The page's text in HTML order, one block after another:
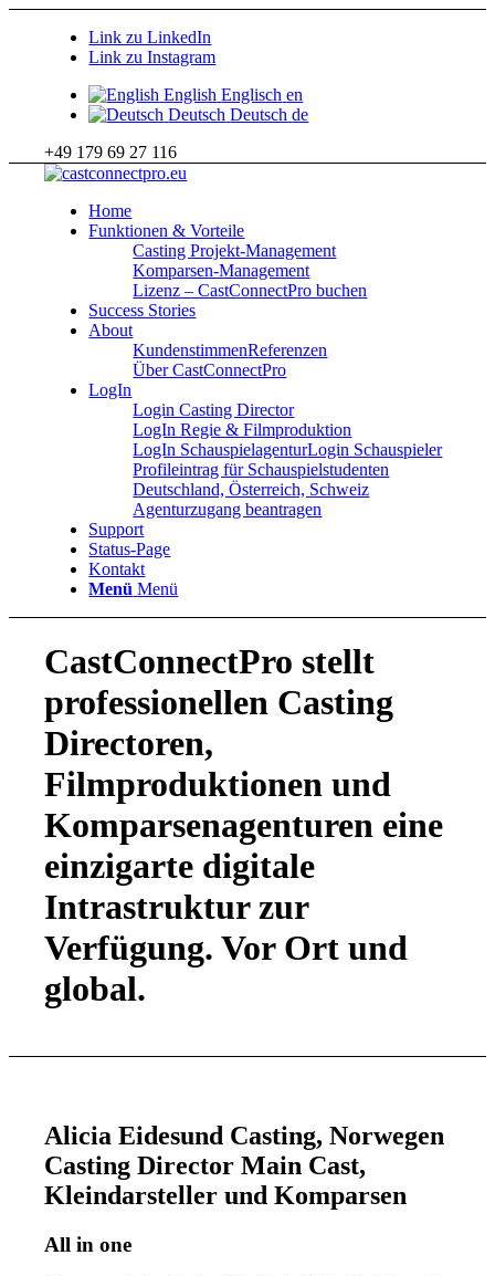
Link zu LinkedIn
Link zu Instagram
English Englisch en
Deutsch Deutsch de
+49 179 69 27 116
Home
Funktionen & Vorteile
Casting Projekt-Management
Komparsen-Management
Lizenz – CastConnectPro buchen
Success Stories
About
KundenstimmenReferenzen
Über CastConnectPro
LogIn
Login Casting Director
LogIn Regie & Filmproduktion
LogIn SchauspielagenturLogin Schauspieler
Profileintrag für Schauspielstudenten
Deutschland, Österreich, Schweiz
Agenturzugang beantragen
Support
Status-Page
Kontakt
Menü Menü
CastConnectPro stellt
professionellen Casting
Directoren,
Filmproduktionen und
Komparsenagenturen eine
einzigarte digitale
Intrastruktur zur
Verfügung. Vor Ort und
global.
Alicia Eidesund Casting, Norwegen
Casting Director Main Cast,
Kleindarsteller und Komparsen
All in one